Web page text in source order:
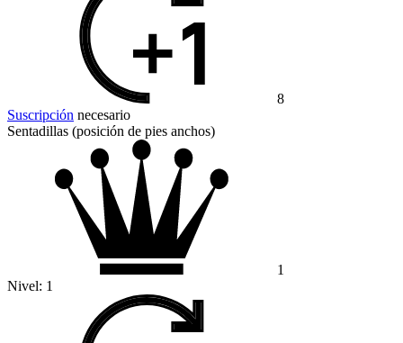
8
Suscripción necesario
Sentadillas (posición de pies anchos)
1
Nivel: 1